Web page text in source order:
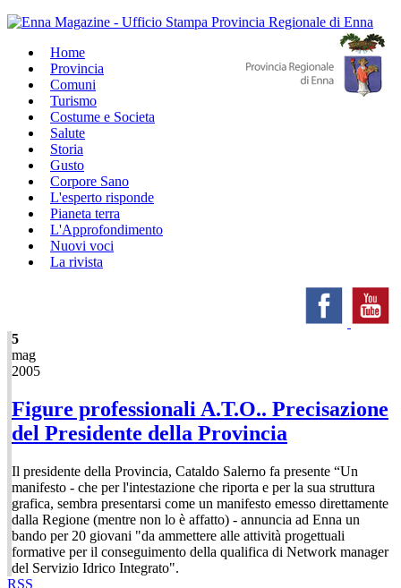
Home
Provincia
Comuni
Turismo
Costume e Societa
Salute
Storia
Gusto
Corpore Sano
L'esperto risponde
Pianeta terra
L'Approfondimento
Nuovi voci
La rivista
5
mag
2005
Figure professionali A.T.O.. Precisazione
del Presidente della Provincia
Il presidente della Provincia, Cataldo Salerno fa presente “Un
manifesto - che per l'intestazione che riporta e per la sua struttura
grafica, sembra presentarsi come un manifesto emesso direttamente
dalla Regione (mentre non lo è affatto) - annuncia ad Enna un
bando per 20 giovani "da ammettere alle attività progettuali
formative per il conseguimento della qualifica di Network manager
del Servizio Idrico Integrato".
RSS